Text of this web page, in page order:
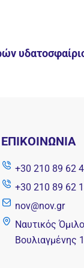
ΕΠΙΚΟΙΝΩΝΊΑ
+30 210 89 62
+30 210 89 62
nov@nov.gr
Ναυτικός
Βουλιαγμένης